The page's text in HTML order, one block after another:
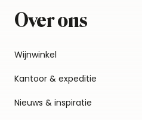
Over ons
Wijnwinkel
Kantoor & expeditie
Nieuws & inspiratie